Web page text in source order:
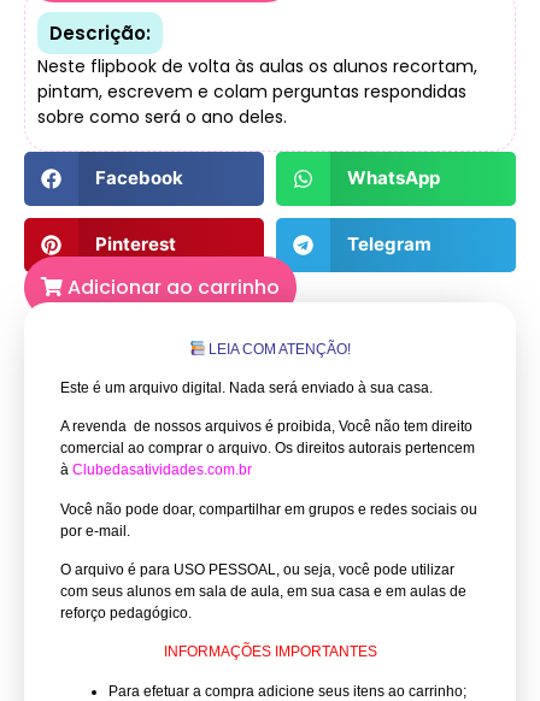
Descrição:
Neste flipbook de volta às aulas os alunos recortam,
pintam, escrevem e colam perguntas respondidas
sobre como será o ano deles.
Facebook WhatsApp
Pinterest Telegram
Adicionar ao carrinho
LEIA COM ATENÇÃO!
Este é um arquivo digital. Nada será enviado à sua casa.
A revenda de nossos arquivos é proibida, Você não tem direito
comercial ao comprar o arquivo. Os direitos autorais pertencem
à Clubedasatividades.com.br
Você não pode doar, compartilhar em grupos e redes sociais ou
por e-mail.
O arquivo é para USO PESSOAL, ou seja, você pode utilizar
com seus alunos em sala de aula, em sua casa e em aulas de
reforço pedagógico.
INFORMAÇÕES IMPORTANTES
Para efetuar a compra adicione seus itens ao carrinho;